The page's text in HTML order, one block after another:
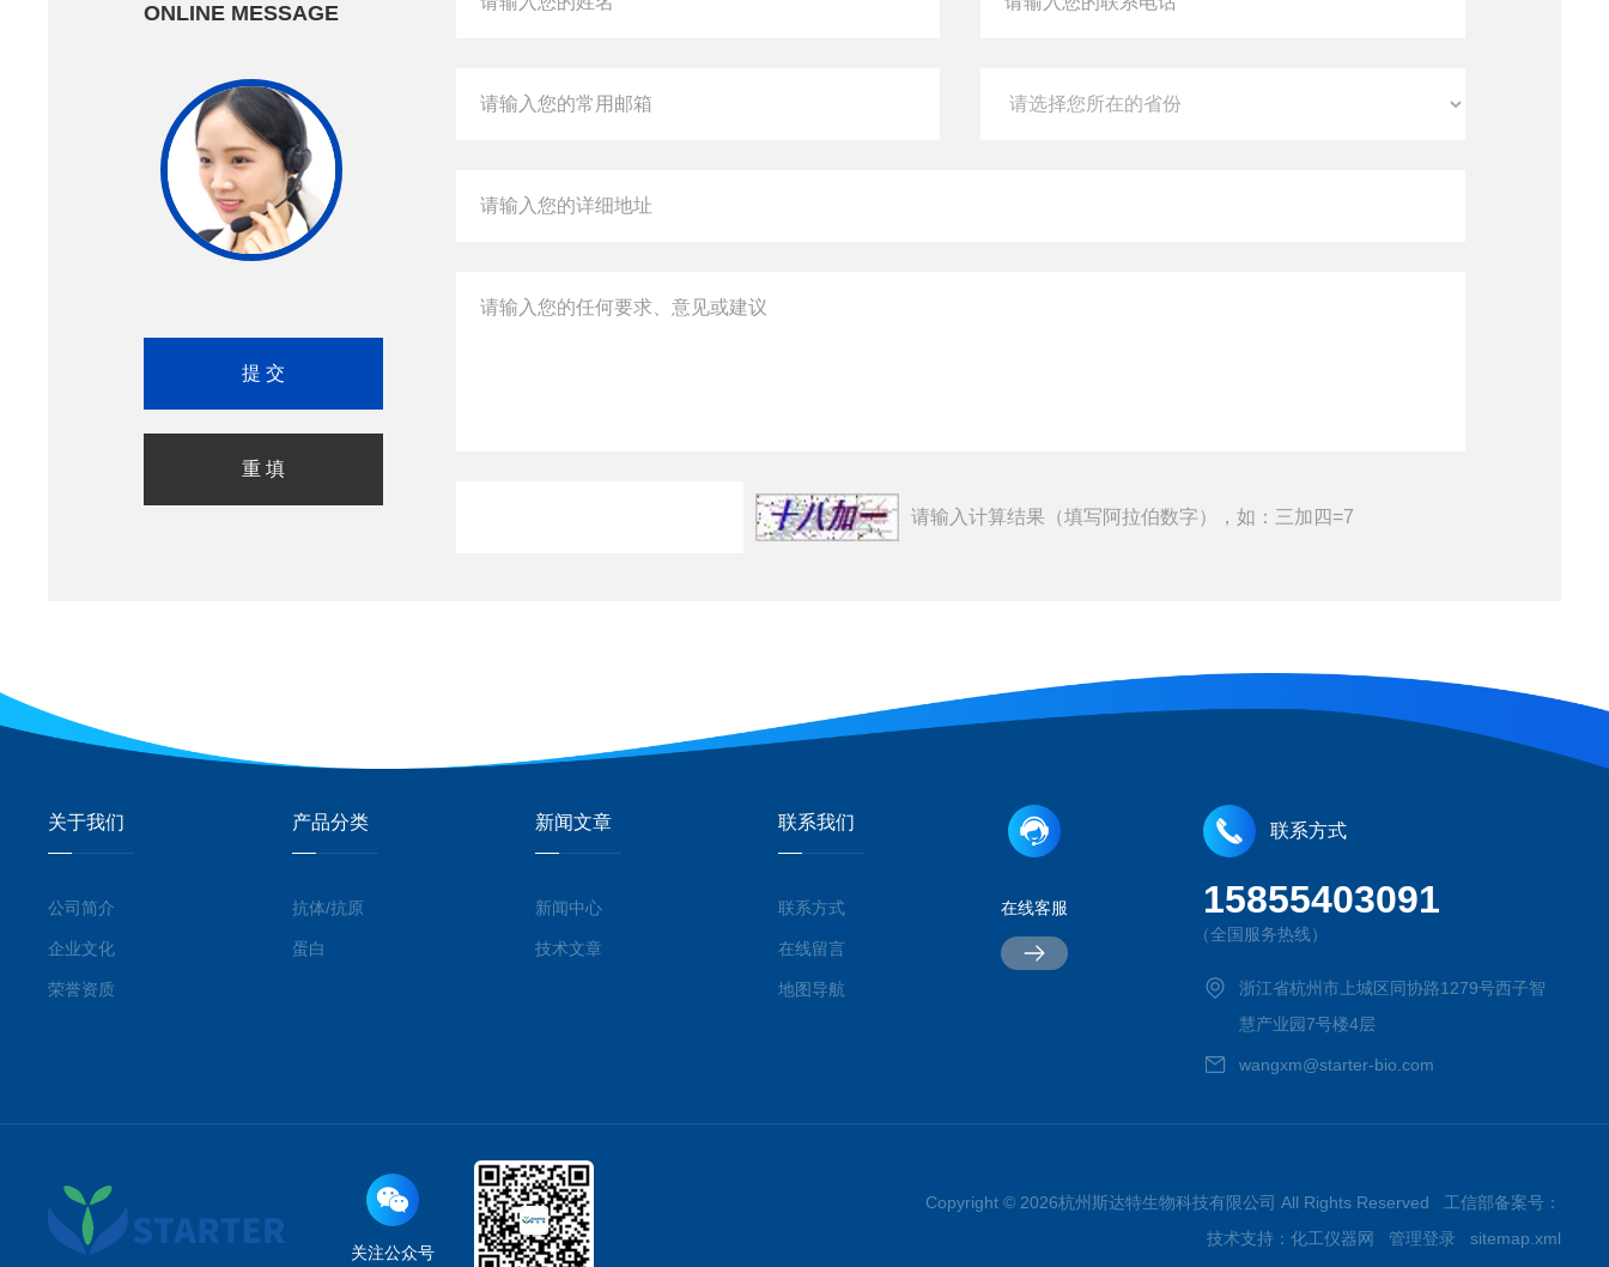
ONLINE MESSAGE
请输入计算结果（填写阿拉伯数字），如：三加四=7
关于我们
公司简介
企业文化
荣誉资质
产品分类
抗体/抗原
蛋白
新闻文章
新闻中心
技术文章
联系我们
联系方式
在线留言
地图导航
在线客服
联系方式
15855403091
（全国服务热线）
浙江省杭州市上城区同协路1279号西子智
慧产业园7号楼4层
wangxm@starter-bio.com
关注公众号
Copyright © 2026杭州斯达特生物科技有限公司 All Rights Reserved 工信部备案号：
技术支持： 化工仪器网 管理登录 sitemap.xml